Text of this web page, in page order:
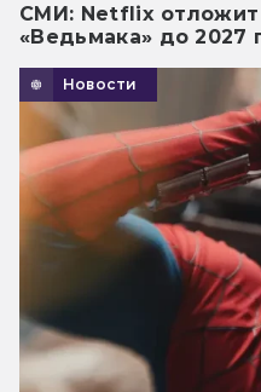
СМИ: Netflix
«Ведьмака» до 2027
Новости